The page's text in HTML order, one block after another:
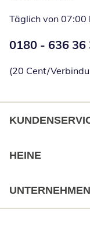
Täglich von 07:00
0180 - 636 36
(20 Cent/
HEINE
UNTERNEHMEN